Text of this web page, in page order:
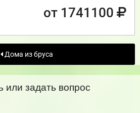
от 1741100
Дома из бруса
или задать вопрос